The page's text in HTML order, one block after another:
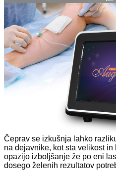
Čeprav se izkušnja lahko
na dejavnike, kot sta velikost
opazijo izboljšanje že po eni
dosego želenih rezultatov